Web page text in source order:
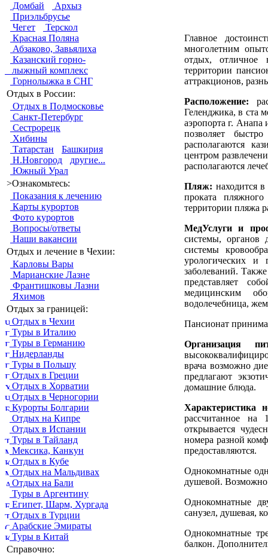
Домбай
Архыз
Приэльбрусье
Чегет
Терскол
Красная Поляна
Абзаково, Завьялиха
Казанский горно-
лыжный комплекс
Горнолыжка в СНГ
Отдых в России:
Отдых в Подмосковье
Санкт-Петербург
Сестрорецк
Хибины
Татарстан
Башкирия
Н.Новгород
другие...
Южный Урал
>Ознакомьтесь:
Показания к лечению
Карты курортов
Фото курортов
Вопросы/ответы
Наши вакансии
Отдых и лечение в Чехии:
Карловы Вары
Марианские Лазне
Франтишковы Лазни
Яхимов
Отдых за границей:
Отдых в Чехии
Туры в Италию
Туры в Германию
Нидерланды
Туры в Польшу
Отдых в Греции
Отдых в Хорватии
Отдых в Черногории
Курорты Болгарии
Отдых на Кипре
Отдых в Испании
Туры в Тайланд
Мексика, Канкун
Отдых в Кубе
Отдых на Мальдивах
Отдых на Бали
Туры в Аргентину
Египет, Шарм, Хургада
Отдых в Турции
Арабские Эмираты
Туры в Китай
Справочно:
Главное
многолетним
отдых, отличное
территории
аттракционов,
Расположение:
Геленджика, в ста
аэропорта г. Анапа
позволяет
располагаются
центром
располагаются
Пляж: находится
проката
территории пляжа
МедУслуги и
системы, органов
системы
урологических и
заболеваний.
представляет
медицинским
водолечебница,
Пансионат
Организация
врача возможно
предлагают
домашние блюда.
Характеристика
рассчитанное
открывается
номера разной
предоставляются.
Однокомнатные
душевой. Возможно
Однокомнатные
санузел, душевая,
Однокомнатные
балкон.